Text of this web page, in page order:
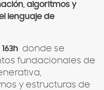
algoritmos y
lenguaje de
163h donde se
fundacionales de
y estructuras de